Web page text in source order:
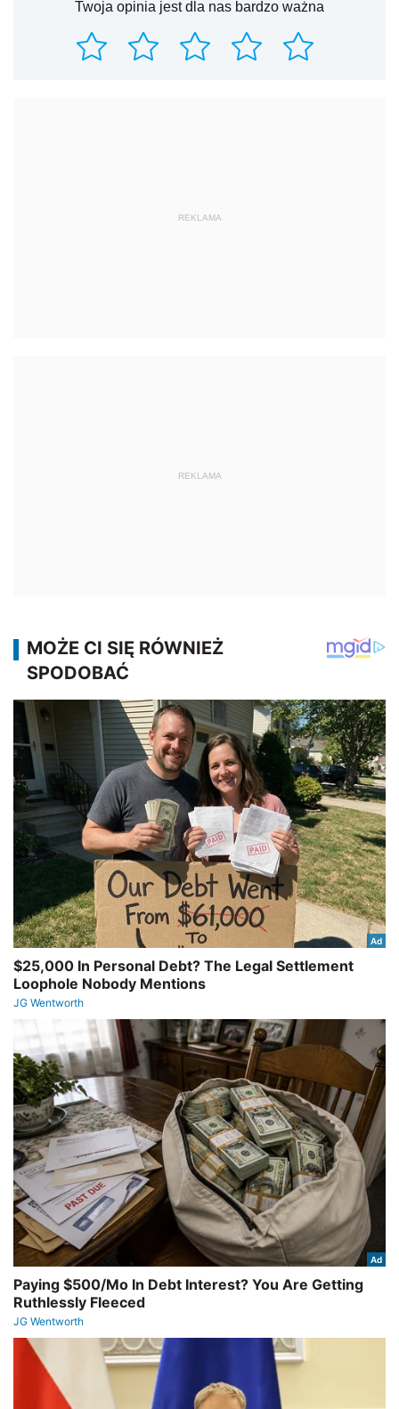
Twoja opinia jest dla nas bardzo ważna
REKLAMA
REKLAMA